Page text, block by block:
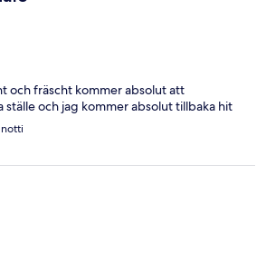
och fräscht kommer absolut att
och jag kommer absolut tillbaka hit